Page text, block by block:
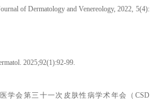
of Dermatology and Venereology, 2022, 5(4):
2025;92(1):92-99.
学会第三十一次皮肤性病学术年会（CSD